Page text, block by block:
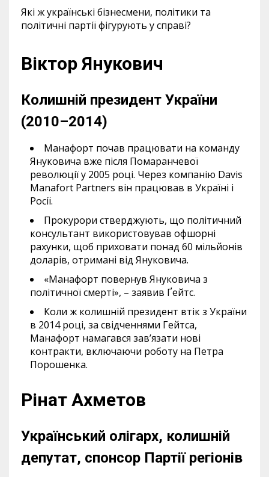
Які ж українські бізнесмени, політики та
політичні партії фігурують у справі?
Віктор Янукович
Колишній президент України
(2010–2014)
Манафорт почав працювати на команду
Януковича вже після Помаранчевої
революції у 2005 році. Через компанію Davis
Manafort Partners він працював в Україні і
Росії.
Прокурори стверджують, що політичний
консультант використовував офшорні
рахунки, щоб приховати понад 60 мільйонів
доларів, отримані від Януковича.
«Манафорт повернув Януковича з
політичної смерті», – заявив Ґейтс.
Коли ж колишній президент втік з України
в 2014 році, за свідченнями Гейтса,
Манафорт намагався зав’язати нові
контракти, включаючи роботу на Петра
Порошенка.
Рінат Ахметов
Український олігарх, колишній
депутат, спонсор Партії регіонів